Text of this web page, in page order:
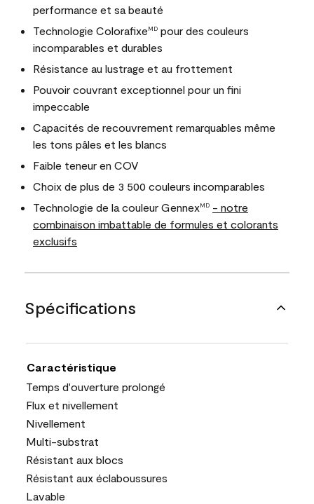
performance et sa beauté
Technologie Colorafixe MD pour des couleurs
incomparables et durables
Résistance au lustrage et au frottement
Pouvoir couvrant exceptionnel pour un fini
impeccable
Capacités de recouvrement remarquables même
les tons pâles et les blancs
Faible teneur en COV
Choix de plus de 3 500 couleurs incomparables
Technologie de la couleur GennexMD - notre
combinaison imbattable de formules et colorants
exclusifs
Spécifications
Caractéristique
Temps d'ouverture prolongé
Flux et nivellement
Nivellement
Multi-substrat
Résistant aux blocs
Résistant aux éclaboussures
Lavable